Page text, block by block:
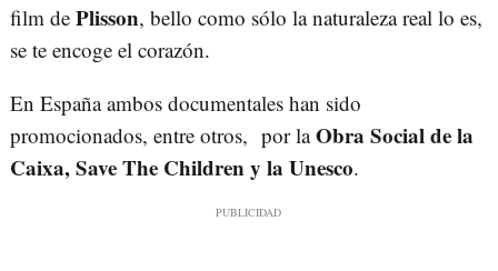
film de Plisson, bello como sólo la naturaleza real lo es,
se te encoge el corazón.
En España ambos documentales han sido
promocionados, entre otros, por laObra Social de la
Caixa, Save The Children y la Unesco.